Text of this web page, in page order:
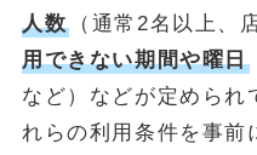
人数
（通常2名以上、
用できない期間や曜日
など）などが定められ
れらの利用条件を事前